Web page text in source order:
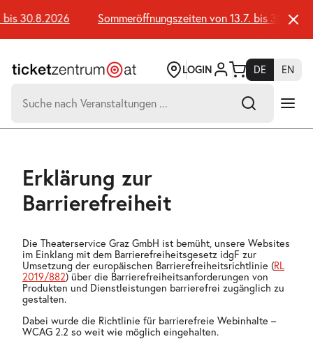
Seiteninhalt
springen
30.8.2026 Sommeröffnungszeiten von 13.7. bis
LOGIN DE
EN
nach:
zum
Anspringen
Erklärung zur
Barrierefreiheit
Die Theaterservice Graz GmbH ist bemüht, unsere Websites
im Einklang mit dem Barrierefreiheitsgesetz idgF zur
Umsetzung der europäischen Barrierefreiheitsrichtlinie (RL
2019/882) über die Barrierefreiheitsanforderungen von
Produkten und Dienstleistungen barrierefrei zugänglich zu
gestalten.
Dabei wurde die Richtlinie für barrierefreie Webinhalte –
WCAG 2.2 so weit wie möglich eingehalten.